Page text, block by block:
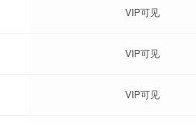
VIP可见
VIP可见
VIP可见